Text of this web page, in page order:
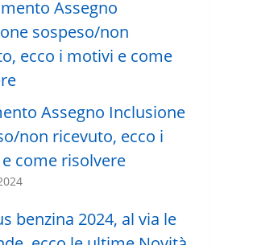
Assegno Inclusione
non ricevuto, ecco i
come risolvere